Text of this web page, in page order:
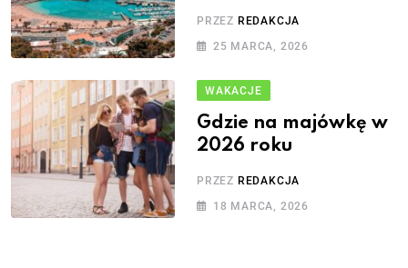
PRZEZ REDAKCJA
25 MARCA, 2026
WAKACJE
Gdzie na majówkę w
2026 roku
PRZEZ REDAKCJA
18 MARCA, 2026